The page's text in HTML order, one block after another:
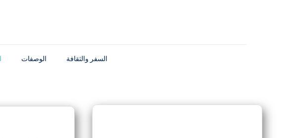
السفر والثقافة الوصفات